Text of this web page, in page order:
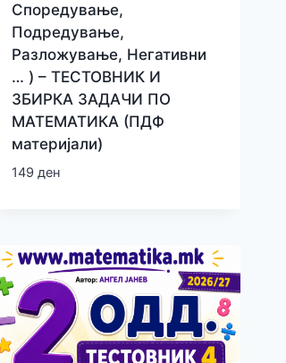
Споредување,
Подредување,
Разложување, Негативни
… ) – ТЕСТОВНИК И
ЗБИРКА ЗАДАЧИ ПО
МАТЕМАТИКА (ПДФ
материјали)
149 ден